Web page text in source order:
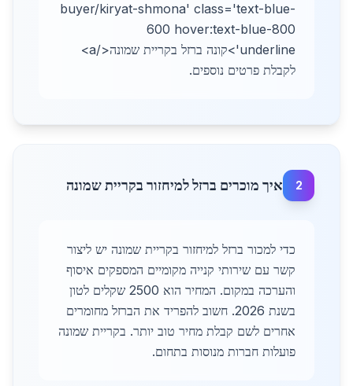
buyer/kiryat-shmona' class='text-blue-
600 hover:text-blue-800
underline'>קונה ברזל בקריית שמונה</a>
לקבלת פרטים נוספים.
2 איך מוכרים ברזל למיחזור בקריית שמונה
כדי למכור ברזל למיחזור בקריית שמונה יש ליצור
קשר עם שירותי קנייה מקומיים המספקים איסוף
והערכה במקום. המחיר הוא 2500 שקלים לטון
בשנת 2026. חשוב להפריד את הברזל מחומרים
אחרים לשם קבלת מחיר טוב יותר. בקריית שמונה
פועלות חברות מנוסות בתחום.